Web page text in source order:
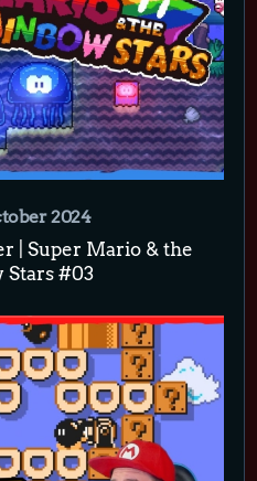
2024
| Super Mario & the
Stars #03